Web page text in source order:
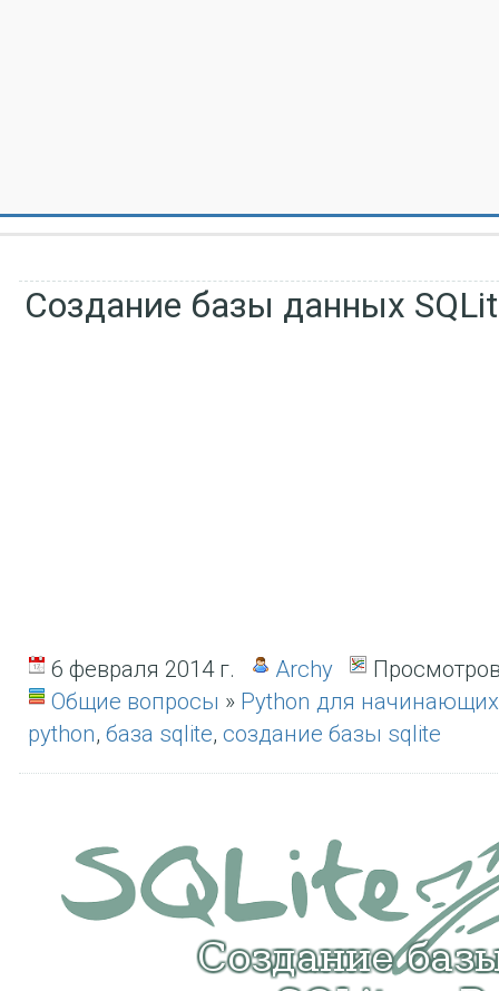
Создание базы данных
6 февраля 2014 г. Archy
Общие вопросы » Python для начинающих
python, база sqlite, создание базы sqlite